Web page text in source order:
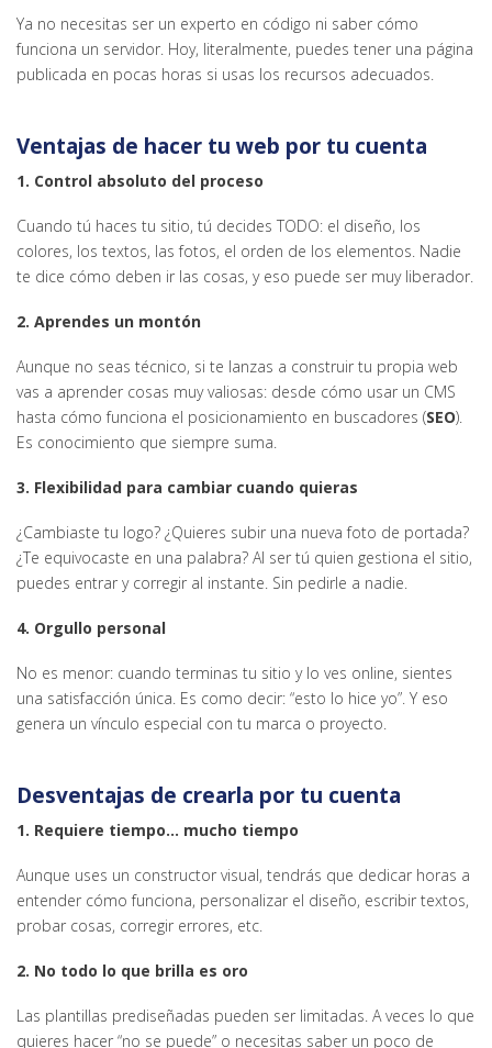
Ya no necesitas ser un experto en código ni saber cómo
funciona un servidor. Hoy, literalmente, puedes tener una página
publicada en pocas horas si usas los recursos adecuados.
Ventajas de hacer tu web por tu cuenta
1. Control absoluto del proceso
Cuando tú haces tu sitio, tú decides TODO: el diseño, los
colores, los textos, las fotos, el orden de los elementos. Nadie
te dice cómo deben ir las cosas, y eso puede ser muy liberador.
2. Aprendes un montón
Aunque no seas técnico, si te lanzas a construir tu propia web
vas a aprender cosas muy valiosas: desde cómo usar un CMS
hasta cómo funciona el posicionamiento en buscadores (SEO).
Es conocimiento que siempre suma.
3. Flexibilidad para cambiar cuando quieras
¿Cambiaste tu logo? ¿Quieres subir una nueva foto de portada?
¿Te equivocaste en una palabra? Al ser tú quien gestiona el sitio,
puedes entrar y corregir al instante. Sin pedirle a nadie.
4. Orgullo personal
No es menor: cuando terminas tu sitio y lo ves online, sientes
una satisfacción única. Es como decir: “esto lo hice yo”. Y eso
genera un vínculo especial con tu marca o proyecto.
Desventajas de crearla por tu cuenta
1. Requiere tiempo… mucho tiempo
Aunque uses un constructor visual, tendrás que dedicar horas a
entender cómo funciona, personalizar el diseño, escribir textos,
probar cosas, corregir errores, etc.
2. No todo lo que brilla es oro
Las plantillas prediseñadas pueden ser limitadas. A veces lo que
quieres hacer “no se puede” o necesitas saber un poco de